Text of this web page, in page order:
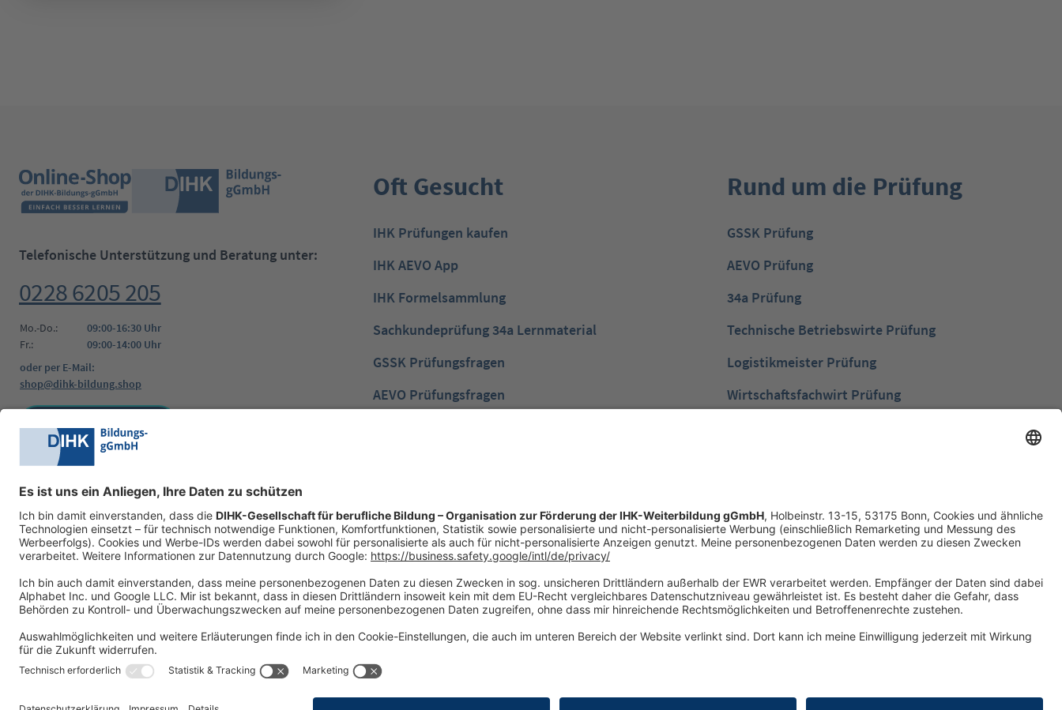
Telefonische Unterstützung und Beratung unter:
0228 6205 205
Mo.-Do.:
09:00-16:30 Uhr
Fr.:
09:00-14:00 Uhr
oder per E-Mail:
shop@dihk-bildung.shop
Social Media
Oft Gesucht
IHK Prüfungen kaufen
IHK AEVO App
IHK Formelsammlung
Sachkundeprüfung 34a Lernmaterial
GSSK Prüfungsfragen
AEVO Prüfungsfragen
NTG Industriemeister
Rund um die Prüfung
GSSK Prüfung
AEVO Prüfung
34a Prüfung
Technische Betriebswirte Prüfung
Logistikmeister Prüfung
Wirtschaftsfachwirt Prüfung
Handelsfachwirt Prüfung
Fachwirte im Gesundheits- und Sozialwesen
Prüfung
Impressum Widerrufsrecht Versandinformationen Zahlungsinformationen Erklärung zur Barrierefreiheit
Produktsicherheit